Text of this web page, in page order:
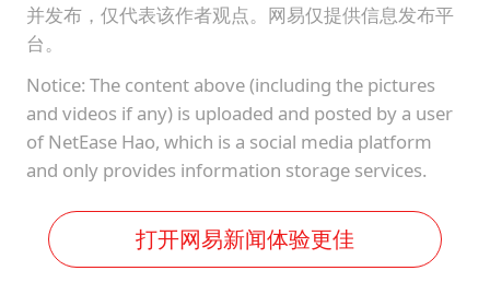
并发布，仅代表该作者观点。网易仅提供信息发布平
台。
Notice: The content above (including the pictures
and videos if any) is uploaded and posted by a user
of NetEase Hao, which is a social media platform
and only provides information storage services.
打开网易新闻体验更佳